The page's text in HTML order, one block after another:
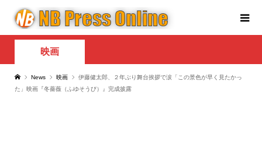
映画
News 映画
伊藤健太郎、２年ぶり舞台挨拶で涙「この景色が早く見たかっ
た」映画『冬薔薇（ふゆそうび）』完成披露